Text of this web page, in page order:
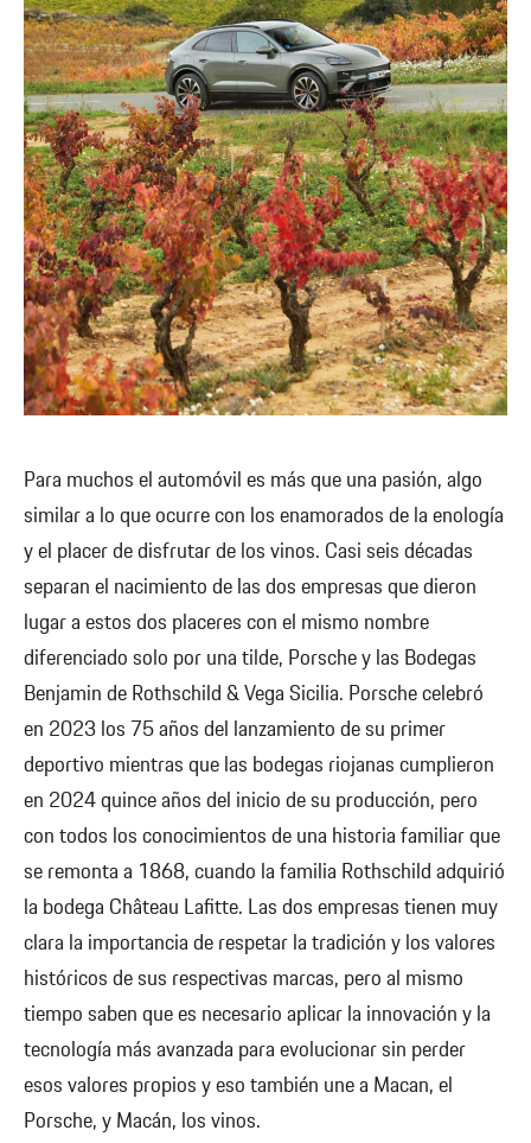
Para muchos el automóvil es más que una pasión, algo
similar a lo que ocurre con los enamorados de la enología
y el placer de disfrutar de los vinos. Casi seis décadas
separan el nacimiento de las dos empresas que dieron
lugar a estos dos placeres con el mismo nombre
diferenciado solo por una tilde, Porsche y las Bodegas
Benjamin de Rothschild & Vega Sicilia. Porsche celebró
en 2023 los 75 años del lanzamiento de su primer
deportivo mientras que las bodegas riojanas cumplieron
en 2024 quince años del inicio de su producción, pero
con todos los conocimientos de una historia familiar que
se remonta a 1868, cuando la familia Rothschild adquirió
la bodega Château Lafitte. Las dos empresas tienen muy
clara la importancia de respetar la tradición y los valores
históricos de sus respectivas marcas, pero al mismo
tiempo saben que es necesario aplicar la innovación y la
tecnología más avanzada para evolucionar sin perder
esos valores propios y eso también une a Macan, el
Porsche, y Macán, los vinos.